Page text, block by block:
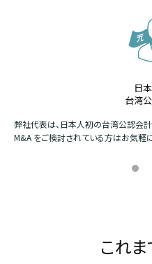
日
台湾
弊社代表は、日本人初の台湾公認会計
M&A をご検討されている方はお気軽
これ